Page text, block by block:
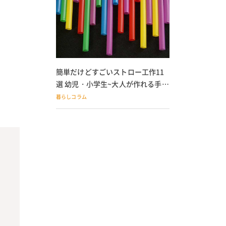
簡単だけどすごいストロー工作11
選 幼児・小学生~大人が作れる手作
りおもちゃ
暮らしコラム